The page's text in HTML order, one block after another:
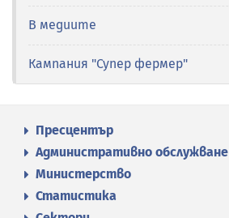
В медиите
Кампания "Супер фермер"
Пресцентър
Административно обслужване
Министерство
Статистика